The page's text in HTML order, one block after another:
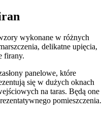
wykonane w różnych
delikatne upięcia,
firany.
panelowe, które
się w dużych oknach
na taras. Będą one
pomieszczenia.